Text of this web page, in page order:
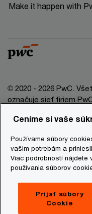
Make it happen with
© 2020 - 2026 PwC.
označuje sieť firiem
informácie nájdete na
Právna doložka
Ochrana osobných
Prevádzkovatelia stránky
Mapa stránky
Ceníme si vaše
Používame súbory
vašim potrebám a
Viac podrobností nájdete
používania súborov
Prijať súbory
Cookie